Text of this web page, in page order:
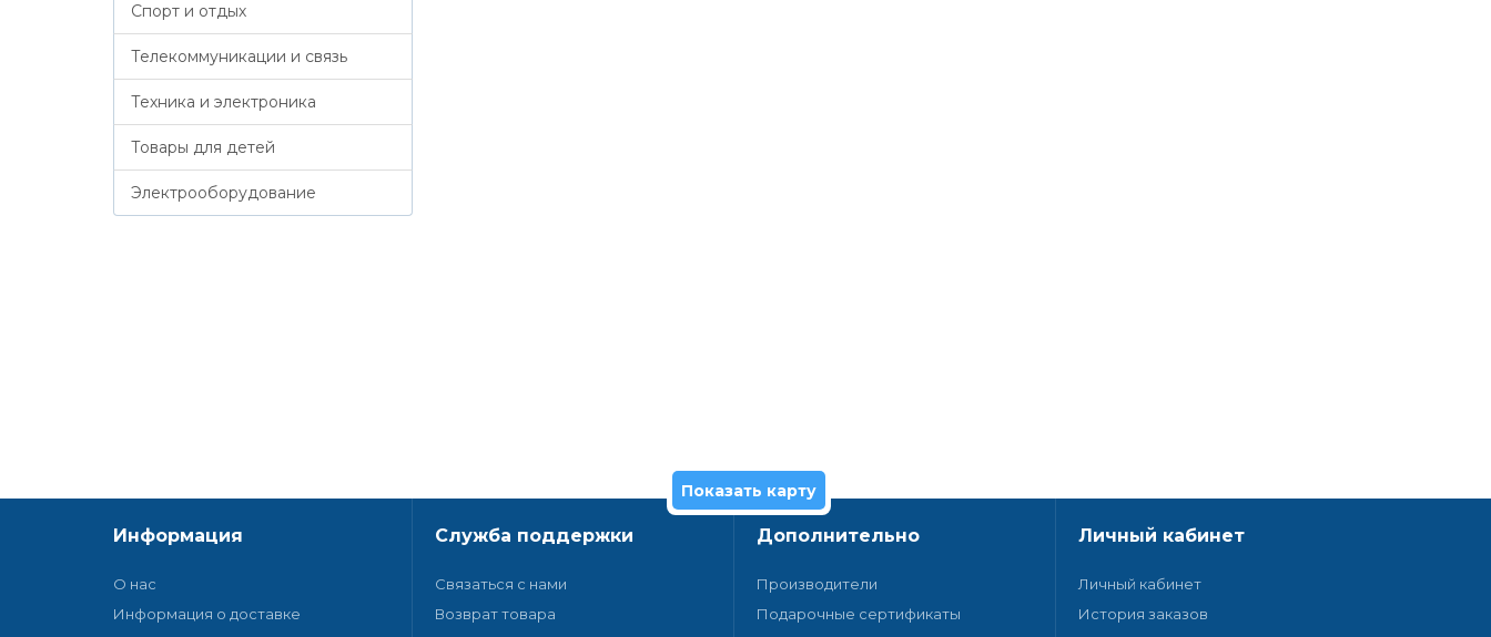
Спорт и отдых
Телекоммуникации и связь
Техника и электроника
Товары для детей
Электрооборудование
Показать карту
Информация
О нас
Информация о доставке
Служба поддержки
Связаться с нами
Возврат товара
Дополнительно
Производители
Подарочные сертификаты
Личный кабинет
Личный кабинет
История заказов